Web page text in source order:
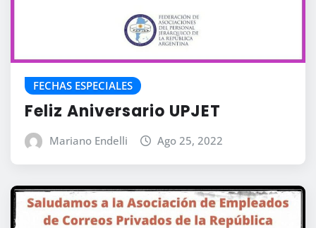
FECHAS ESPECIALES
Feliz Aniversario UPJET
Mariano Endelli Ago 25, 2022